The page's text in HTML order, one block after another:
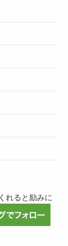
れると励みに